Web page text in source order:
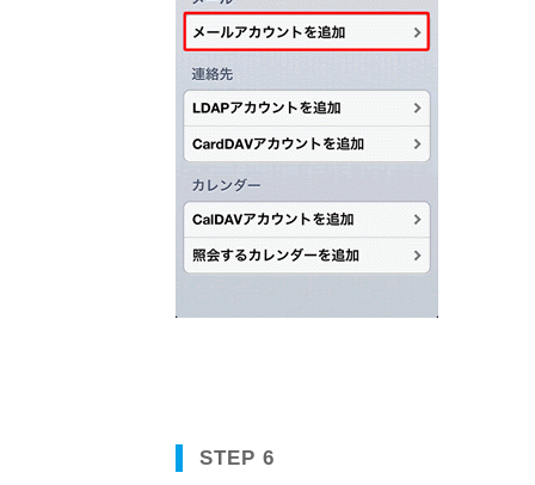
STEP 6